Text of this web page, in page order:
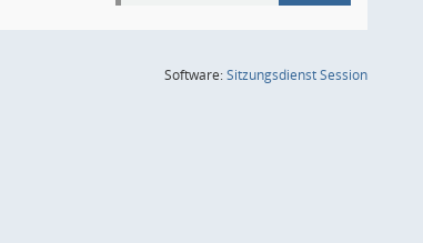
Software:SitzungsdienstSession(Wird in